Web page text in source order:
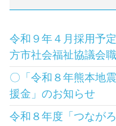
令和９年４月採用予
方市社会福祉協議会
〇「令和８年熊本地
援金」のお知らせ
令和８年度「つなが